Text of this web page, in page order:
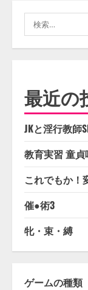
索:
最近の
JKと淫行教師
教育実習 童貞
これでもか！
催●術3
牝・束・縛
ゲームの種類